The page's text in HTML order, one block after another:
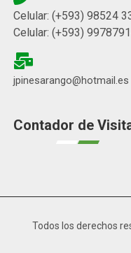
Celular: (+593) 98524
Celular: (+593)
jpinesarango@hotmail.es
Contador de
Todos los derechos